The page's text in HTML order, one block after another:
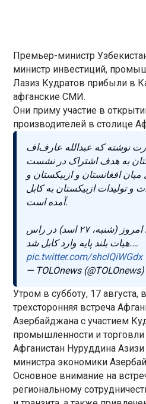
Премьер-министр
министр инвестиций,
Лазиз Кудратов прибыли в
афганские СМИ.
Они приму участие в
производителей в столице
نوشته که عبدالله عارف‌اف
به هدف اشتراک در نشست
افغانستان و ازبیکستان و
و تولیدات ازبیکستان به کابل
آمده است.
نخست‌وزیر ازبیکستان امروز (شنبه، ۲۷ اسد) در راس
هیات بلند پایه وارد کابل شد.…
pic.twitter.com/shclQiWGdx
— TOLOnews
Утром в субботу, 17 августа,
трехсторонняя встреча
Азербайджана с участием
промышленности и
Афганистан Нуруддина Азизи
министра экономики
Основное внимание на
региональному